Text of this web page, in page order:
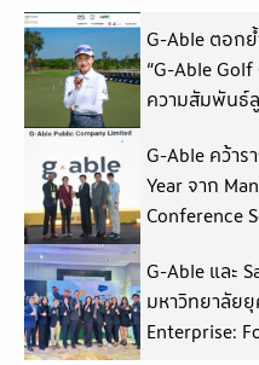
G-Able ตอก
“G-Able Golf
ความสัมพันธ์
G-Able คว้า
Year จาก
Conference
G-Able และ
มหาวิทยาลัยยุค AI
Enterprise: